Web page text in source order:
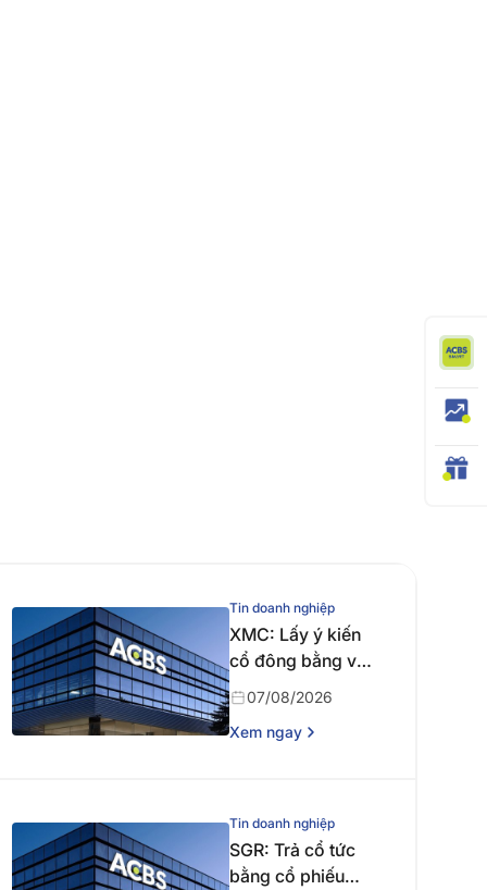
Tin doanh nghiệp
XMC: Lấy ý kiến
cổ đông bằng văn
bản07/08/2026
Xem ngay
Tin doanh nghiệp
SGR: Trả cổ tức
bằng cổ phiếu